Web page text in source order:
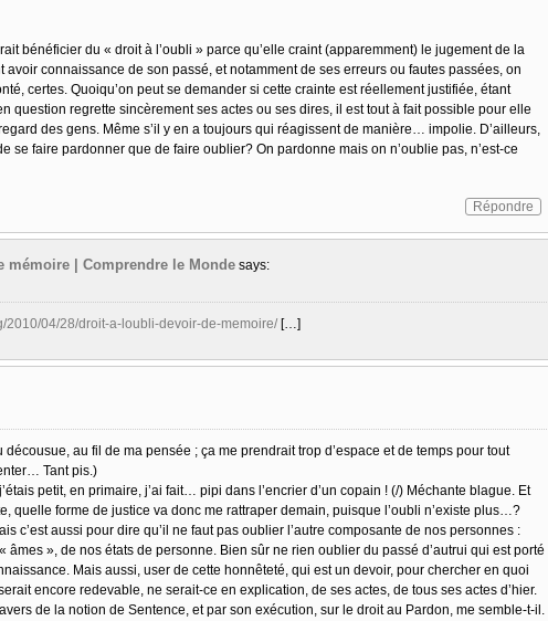
bénéficier du « droit à l’oubli » parce qu’elle craint (apparemment) le jugement de la
avoir connaissance de son passé, et notamment de ses erreurs ou fautes passées, on
certes. Quoiqu’on peut se demander si cette crainte est réellement justifiée, étant
question regrette sincèrement ses actes ou ses dires, il est tout à fait possible pour elle
des gens. Même s’il y en a toujours qui réagissent de manière… impolie. D’ailleurs,
se faire pardonner que de faire oublier? On pardonne mais on n’oublie pas, n’est-ce
Répondre
mémoire | Comprendre le Monde says:
2010/04/28/droit-a-loubli-devoir-de-memoire/ […]
au fil de ma pensée ; ça me prendrait trop d’espace et de temps pour tout
Tant pis.)
petit, en primaire, j’ai fait… pipi dans l’encrier d’un copain ! (/) Méchante blague. Et
quelle forme de justice va donc me rattraper demain, puisque l’oubli n’existe plus…?
c’est aussi pour dire qu’il ne faut pas oublier l’autre composante de nos personnes :
âmes », de nos états de personne. Bien sûr ne rien oublier du passé d’autrui qui est porté
Mais aussi, user de cette honnêteté, qui est un devoir, pour chercher en quoi
encore redevable, ne serait-ce en explication, de ses actes, de tous ses actes d’hier.
de la notion de Sentence, et par son exécution, sur le droit au Pardon, me semble-t-il.